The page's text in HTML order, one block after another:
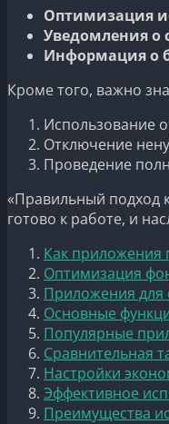
Оптимизация
Уведомления о
Информация о
Кроме того, важно
Использование
Отключение
Проведение
«Правильный подход
готово к работе, и
Как приложения
Оптимизация
Приложения для
Основные
Популярные
Сравнительная
Настройки
Эффективное
Преимущества